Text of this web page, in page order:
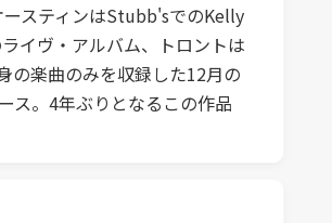
スティンはStubb'sでのKelly
イヴ・アルバム、トロントは
の楽曲のみを収録した12月の
ス。4年ぶりとなるこの作品